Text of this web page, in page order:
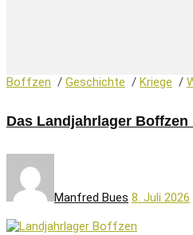
Boffzen / Geschichte / Kriege /
Das Landjahrlager
Manfred Bues 8. Juli 2026